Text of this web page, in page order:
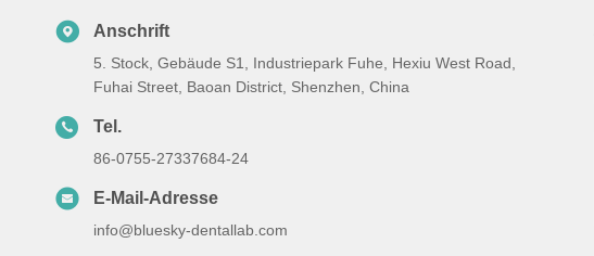
Anschrift
5. Stock, Gebäude S1, Industriepark Fuhe, Hexiu West Road,
Fuhai Street, Baoan District, Shenzhen, China
Tel.
86-0755-27337684-24
E-Mail-Adresse
info@bluesky-dentallab.com